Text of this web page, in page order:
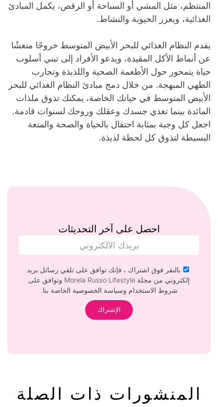
المنتظم، مثل المشي أو السباحة أو الرقص، يكمل المبادئ
الغذائية، ويعزز الحيوية والنشاط.
يقدم النظام الغذائي للبحر الأبيض المتوسط ​​خروجًا منعشًا
عن أنماط الأكل المقيدة، ويدعو الأفراد إلى تبني أسلوب
حياة يتمحور حول الأطعمة الصحية واللذيذة وتجارب
الطهي المبهجة. من خلال دمج مبادئ النظام الغذائي للبحر
الأبيض المتوسط ​​في حياتك الخاصة، يمكنك تذوق ملذات
المائدة بينما تغذي جسدك وعقلك وروحك لسنوات قادمة.
اجعل كل وجبة بمثابة احتفال بالحياة والصحة والمتعة
البسيطة لتذوق كل لحظة لذيذة.
احصل على آخر التحديثات
بالنقر فوق اشتراك ، فإنك توافق على تلقي رسائل بريد
إلكتروني من مجلة Morela Russo Lifestyle وتوافق على
شروط الاستخدام وسياسة الخصوصية الخاصة بنا.
المنشورات ذات الصلة